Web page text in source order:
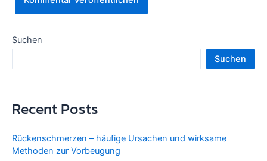
Suchen
Suchen
Recent Posts
Rückenschmerzen – häufige Ursachen und wirksame
Methoden zur Vorbeugung